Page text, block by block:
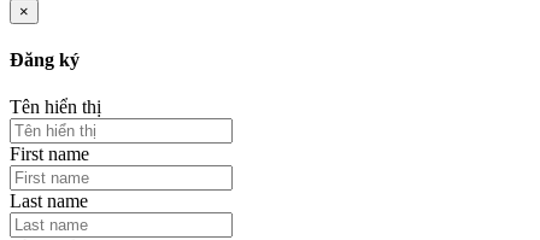
×
Đăng ký
Tên hiển thị
First name
Last name